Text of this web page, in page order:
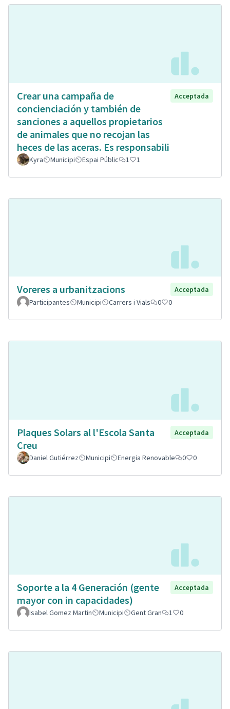
Crear una campaña de
concienciación y también de
sanciones a aquellos propietarios
de animales que no recojan las
heces de las aceras. Es responsabili
Acceptada
Kyra Municipi Espai Públic 1 1
Voreres a urbanitzacions
Acceptada
Participantes
Municipi Carrers i Vials 0 0
Plaques Solars al l'Escola Santa
Creu
Acceptada
Daniel Gutiérrez Municipi Energia Renovable 0 0
Soporte a la 4 Generación (gente
mayor con in capacidades)
Acceptada
Isabel Gomez Martin Municipi Gent Gran 1 0